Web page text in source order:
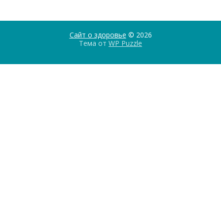
Сайт о здоровье © 2026
Тема от WP Puzzle